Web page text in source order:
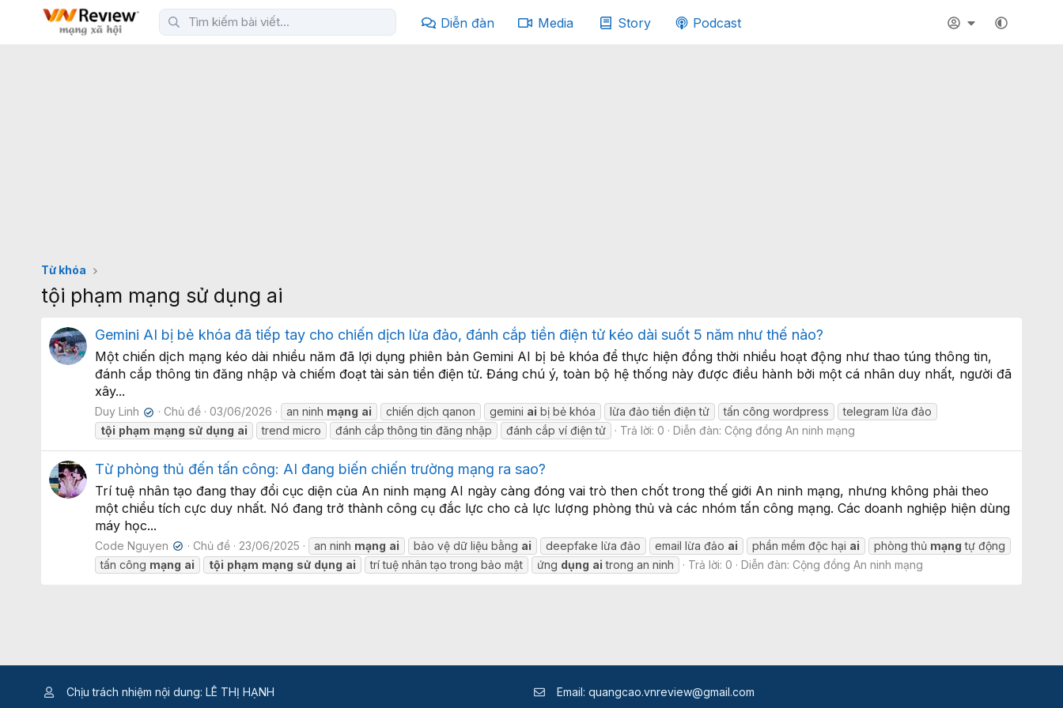
Diễn đàn Media Story Podcast
Từ khóa
tội phạm mạng sử dụng ai
Gemini AI bị bẻ khóa đã tiếp tay cho chiến dịch lừa đảo, đánh cắp tiền điện tử kéo dài suốt 5 năm như thế nào?
Một chiến dịch mạng kéo dài nhiều năm đã lợi dụng phiên bản Gemini AI bị bẻ khóa để thực hiện đồng thời nhiều hoạt động như thao túng thông tin,
đánh cắp thông tin đăng nhập và chiếm đoạt tài sản tiền điện tử. Đáng chú ý, toàn bộ hệ thống này được điều hành bởi một cá nhân duy nhất, người đã
xây...
Duy Linh ✔ Chủ đề 03/06/2026 an ninh mạng ai chiến dịch qanon gemini ai bị bẻ khóa lừa đảo tiền điện tử tấn công wordpress
telegram lừa đảo
tội phạm mạng sử dụng ai trend micro đánh cắp thông tin đăng nhập đánh cắp ví điện tử Trả lời: 0 Diễn đàn: Cộng đồng An ninh mạng
Từ phòng thủ đến tấn công: AI đang biến chiến trường mạng ra sao?
Trí tuệ nhân tạo đang thay đổi cục diện của An ninh mạng AI ngày càng đóng vai trò then chốt trong thế giới An ninh mạng, nhưng không phải theo
một chiều tích cực duy nhất. Nó đang trở thành công cụ đắc lực cho cả lực lượng phòng thủ và các nhóm tấn công mạng. Các doanh nghiệp hiện dùng
máy học...
Code Nguyen ✔ Chủ đề 23/06/2025 an ninh mạng ai bảo vệ dữ liệu bằng ai deepfake lừa đảo email lừa đảo ai phần mềm độc hại ai phòng thủ mạng tự động
tấn công mạng ai tội phạm mạng sử dụng ai trí tuệ nhân tạo trong bảo mật ứng dụng ai trong an ninh Trả lời: 0 Diễn đàn: Cộng đồng An ninh mạng
Chịu trách nhiệm nội dung: LÊ THỊ HẠNH Email: quangcao.vnreview@gmail.com